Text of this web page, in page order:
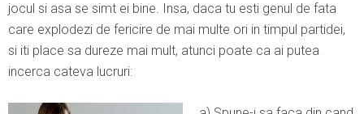
jocul si asa se simt ei bine. Insa, daca tu esti genul de fata
care explodezi de fericire de mai multe ori in timpul partidei,
si iti place sa dureze mai mult, atunci poate ca ai putea
incerca cateva lucruri: